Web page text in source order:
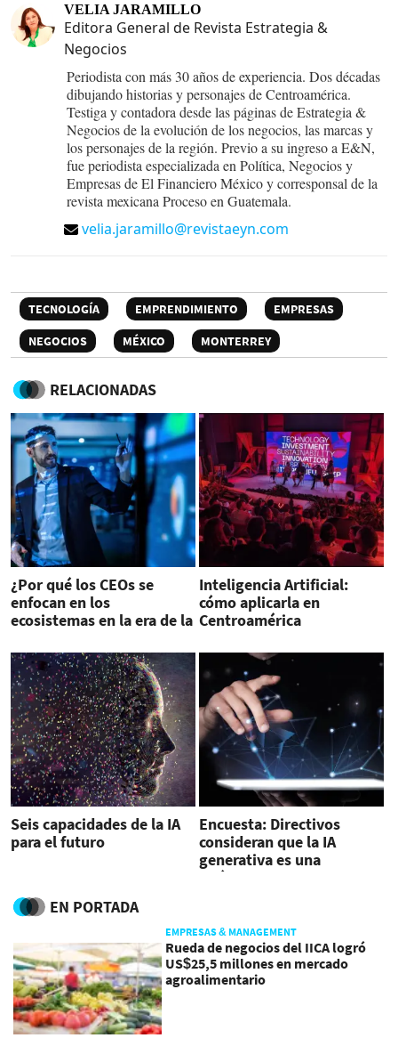
VELIA JARAMILLO
Editora General de Revista Estrategia &
Negocios
Periodista con más 30 años de experiencia. Dos décadas
dibujando historias y personajes de Centroamérica.
Testiga y contadora desde las páginas de Estrategia &
Negocios de la evolución de los negocios, las marcas y
los personajes de la región. Previo a su ingreso a E&N,
fue periodista especializada en Política, Negocios y
Empresas de El Financiero México y corresponsal de la
revista mexicana Proceso en Guatemala.
velia.jaramillo@revistaeyn.com
TECNOLOGÍA EMPRENDIMIENTO
EMPRESAS
NEGOCIOS
MÉXICO MONTERREY
RELACIONADAS
¿Por qué los CEOs se
enfocan en los
ecosistemas en la era de la
Inteligencia Artificial:
cómo aplicarla en
Centroamérica
Seis capacidades de la IA
para el futuro
Encuesta: Directivos
consideran que la IA
generativa es una
'máxima prioridad de
EN PORTADA
EMPRESAS & MANAGEMENT
Rueda de negocios del IICA logró
US$25,5 millones en mercado
agroalimentario